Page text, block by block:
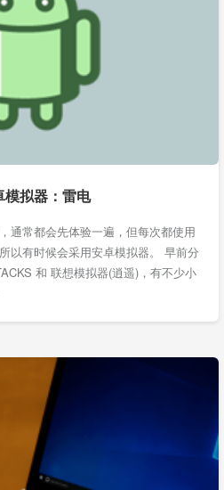
模拟器：雷电
通常都会先体验一遍，但每次都使用
以有时候会采用安卓模拟器。 早前分
和 联想模拟器(逍遥)，有不少小